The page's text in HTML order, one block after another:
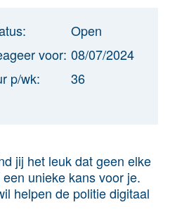
Open
voor: 08/07/2024
p/wk:
36
jij het leuk dat geen elke
unieke kans voor je.
helpen de politie digitaal